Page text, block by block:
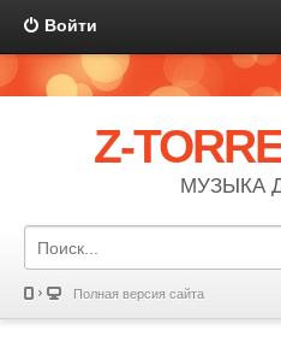
Войти
Z-
МУЗЫКА
Полная версия сайта